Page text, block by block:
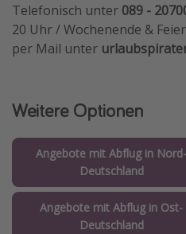
Telefonisch unter 089 -
20 Uhr / Wochenende &
per Mail unter
Weitere Optionen
Angebote mit Abflug in Nord-
Deutschland
Angebote mit Abflug in Ost-
Deutschland